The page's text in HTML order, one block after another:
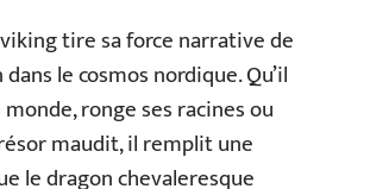
tire sa force narrative de
le cosmos nordique. Qu’il
ronge ses racines ou
maudit, il remplit une
le dragon chevaleresque